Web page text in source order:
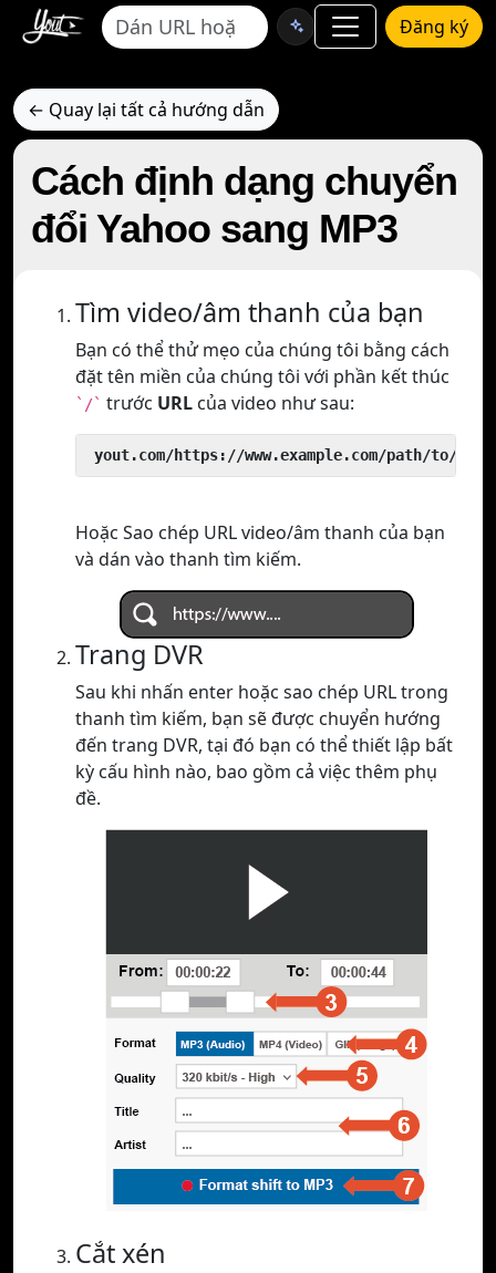
Đăng ký
← Quay lại tất cả hướng dẫn
Cách định dạng chuyển
đổi Yahoo sang MP3
Tìm video/âm thanh của bạn
Bạn có thể thử mẹo của chúng tôi bằng cách
đặt tên miền của chúng tôi với phần kết thúc
`/` trước URL của video như sau:
yout.com/https://www.example.com/path/to/
Hoặc Sao chép URL video/âm thanh của bạn
và dán vào thanh tìm kiếm.
Trang DVR
Sau khi nhấn enter hoặc sao chép URL trong
thanh tìm kiếm, bạn sẽ được chuyển hướng
đến trang DVR, tại đó bạn có thể thiết lập bất
kỳ cấu hình nào, bao gồm cả việc thêm phụ
đề.
Cắt xén